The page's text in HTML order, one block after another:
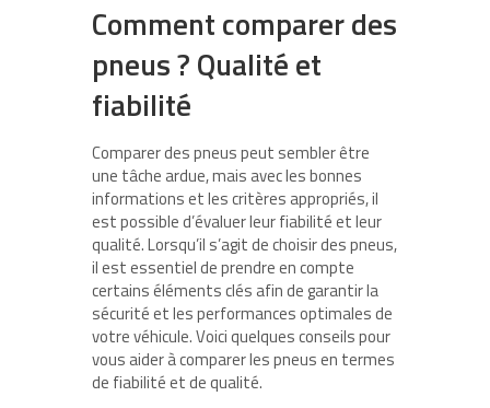
Comment comparer des
pneus ? Qualité et
fiabilité
Comparer des pneus peut sembler être
une tâche ardue, mais avec les bonnes
informations et les critères appropriés, il
est possible d’évaluer leur fiabilité et leur
qualité. Lorsqu’il s’agit de choisir des pneus,
il est essentiel de prendre en compte
certains éléments clés afin de garantir la
sécurité et les performances optimales de
votre véhicule. Voici quelques conseils pour
vous aider à comparer les pneus en termes
de fiabilité et de qualité.